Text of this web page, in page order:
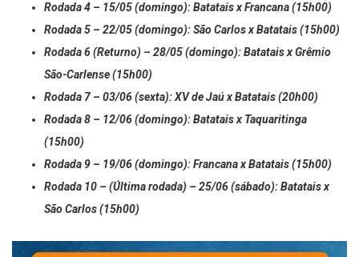
Rodada 4 – 15/05 (domingo): Batatais x Francana (15h00)
Rodada 5 – 22/05 (domingo): São Carlos x Batatais (15h00)
Rodada 6 (Returno) – 28/05 (domingo): Batatais x Grêmio
São-Carlense(15h00)
Rodada 7 – 03/06 (sexta): XV de Jaú x Batatais (20h00)
Rodada 8 – 12/06 (domingo): Batatais x Taquaritinga
(15h00)
Rodada 9 – 19/06 (domingo): Francana x Batatais (15h00)
Rodada 10 – (Última rodada) – 25/06 (sábado): Batatais x
São Carlos (15h00)